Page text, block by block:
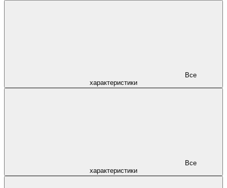
характеристики
характеристики